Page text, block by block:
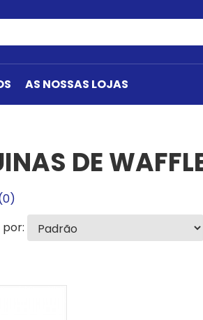
AS NOSSAS LOJAS
DE